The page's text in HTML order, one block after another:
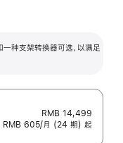
种支架转换器可选，以满足
RMB 14,499
RMB 605/月 (24 期) 起